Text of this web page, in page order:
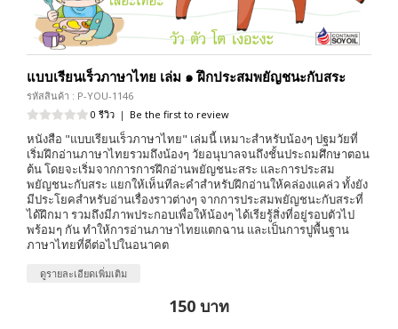
แบบเรียนเร็วภาษาไทย เล่ม ๑ ฝึกประสมพยัญชนะกับสระ
รหัสสินค้า : P-YOU-1146
0 รีวิว | Be the first to review
หนังสือ "แบบเรียนเร็วภาษาไทย" เล่มนี้ เหมาะสำหรับน้องๆ ปฐมวัยที่
เริ่มฝึกอ่านภาษาไทยรวมถึงน้องๆ วัยอนุบาลจนถึงชั้นประถมศึกษาตอน
ต้น โดยจะเริ่มจากการการฝึกอ่านพยัญชนะสระ และการประสม
พยัญชนะกับสระ แยกให้เห็นทีละคำสำหรับฝึกอ่านให้คล่องแคล่ว ทั้งยัง
มีประโยคสำหรับอ่านเรื่องราวต่างๆ จากการประสมพยัญชนะกับสระที่
ได้ฝึกมา รวมถึงมีภาพประกอบเพื่อให้น้องๆ ได้เรียรู้สิ่งที่อยู่รอบตัวไป
พร้อมๆ กัน ทำให้การอ่านภาษาไทยแตกฉาน และเป็นการปูพื้นฐาน
ภาษาไทยที่ดีต่อไปในอนาคต
ดูรายละเอียดเพิ่มเติม
150 บาท